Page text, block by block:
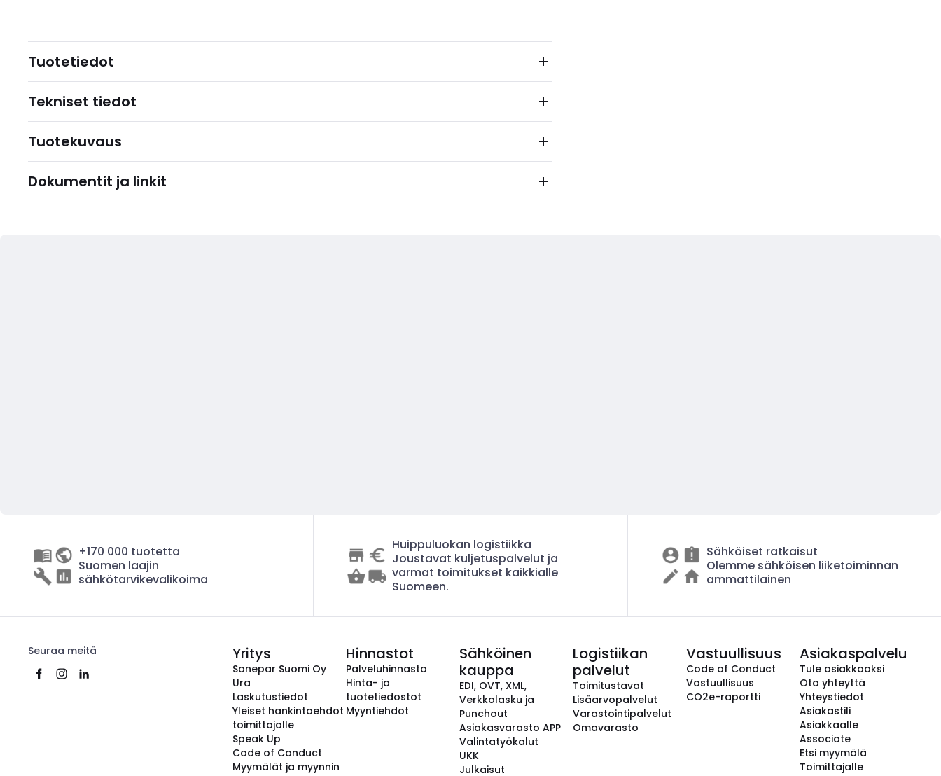
Tuotetiedot
Tekniset tiedot
Tuotekuvaus
Dokumentit ja linkit
+170 000 tuotetta
Suomen laajin
sähkötarvikevalikoima
Huippuluokan logistiikka
Joustavat kuljetuspalvelut ja
varmat toimitukset kaikkialle
Suomeen.
Sähköiset ratkaisut
Olemme sähköisen liiketoiminnan
ammattilainen
Seuraa meitä Yritys
Sonepar Suomi Oy
Ura
Laskutustiedot
Yleiset hankintaehdot
toimittajalle
Speak Up
Code of Conduct
Myymälät ja myynnin
Hinnastot
Palveluhinnasto
Hinta- ja
tuotetiedostot
Myyntiehdot
Sähköinen
kauppa
EDI, OVT, XML,
Verkkolasku ja
Punchout
Asiakasvarasto APP
Valintatyökalut
UKK
Julkaisut
Logistiikan
palvelut
Toimitustavat
Lisäarvopalvelut
Varastointipalvelut
Omavarasto
Vastuullisuus
Code of Conduct
Vastuullisuus
CO2e-raportti
Asiakaspalvelu
Tule asiakkaaksi
Ota yhteyttä
Yhteystiedot
Asiakastili
Asiakkaalle
Associate
Etsi myymälä
Toimittajalle